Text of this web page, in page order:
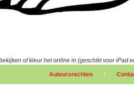
of kleur het online in (geschikt voor iPad
Auteursrechten |